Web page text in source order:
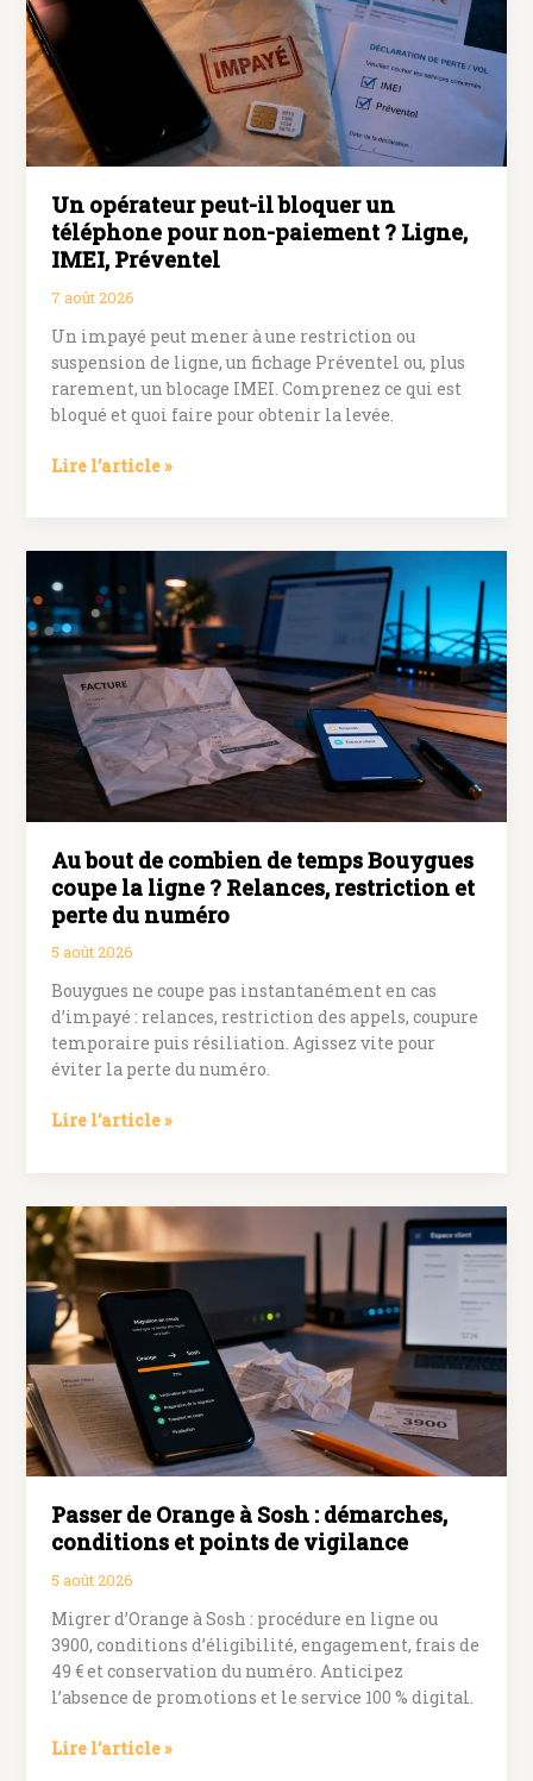
ligne,
jusqu’à
3
jours
ouvrables
en
Un opérateur peut-il bloquer un
téléphone pour non-paiement ? Ligne,
IMEI, Préventel
7 août 2026
Un impayé peut mener à une restriction ou
suspension de ligne, un fichage Préventel ou, plus
rarement, un blocage IMEI. Comprenez ce qui est
bloqué et quoi faire pour obtenir la levée.
Un
un
téléphone
pour
non-
paiement
Ligne,
IMEI,
Préventel
Lire l’article »
Au bout de combien de temps Bouygues
coupe la ligne ? Relances, restriction et
perte du numéro
5 août 2026
Bouygues ne coupe pas instantanément en cas
d’impayé : relances, restriction des appels, coupure
temporaire puis résiliation. Agissez vite pour
éviter la perte du numéro.
Au
de
temps
Bouygues
coupe
la
ligne
?
Relances,
restriction
et
du
numéro
Lire l’article »
Passer de Orange à Sosh : démarches,
conditions et points de vigilance
5 août 2026
Migrer d’Orange à Sosh : procédure en ligne ou
3900, conditions d’éligibilité, engagement, frais de
49 € et conservation du numéro. Anticipez
l’absence de promotions et le service 100 % digital.
Passer
Lire l’article »